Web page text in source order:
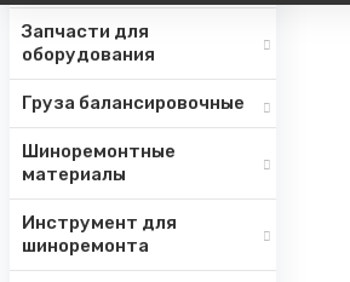
Запчасти для
оборудования
Груза балансировочные
Шиноремонтные
материалы
Инструмент для
шиноремонта